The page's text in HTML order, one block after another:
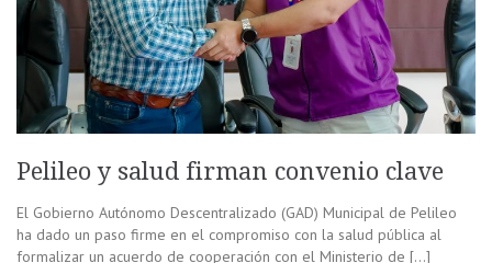
Pelileo y salud firman convenio clave
El Gobierno Autónomo Descentralizado (GAD) Municipal de Pelileo
ha dado un paso firme en el compromiso con la salud pública al
formalizar un acuerdo de cooperación con el Ministerio de […]